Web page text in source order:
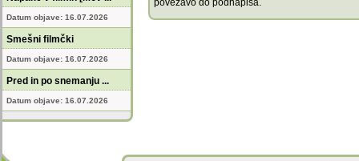
Datum objave: 16.07.2026
Smešni filmčki
Datum objave: 16.07.2026
Pred in po snemanju ...
Datum objave: 16.07.2026
povezavo do podnapisa.